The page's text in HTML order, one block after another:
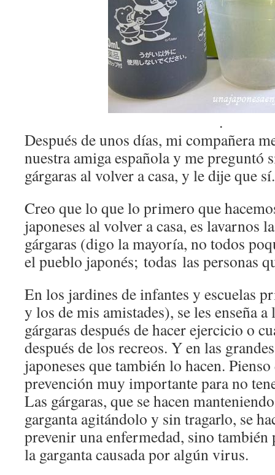
.
Después de unos días, mi compañera
nuestra amiga española y me preguntó
gárgaras al volver a casa, y le dije que sí.
Creo que lo que lo primero que
japoneses al volver a casa, es lavarnos
gárgaras (digo la mayoría, no todos
el pueblo japonés; todas las personas
En los jardines de infantes y escuelas
y los de mis amistades), se les enseña
gárgaras después de hacer ejercicio o
después de los recreos. Y en las
japoneses que también lo hacen.
prevención muy importante para no
Las gárgaras, que se hacen
garganta agitándolo y sin tragarlo, se
prevenir una enfermedad, sino
la garganta causada por algún virus.